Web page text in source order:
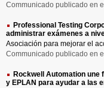
Communicado publicado en
Professional Testing
administrar exámenes a
Asociación para mejorar el
Communicado publicado en
Rockwell Automation une
y EPLAN para ayudar a las